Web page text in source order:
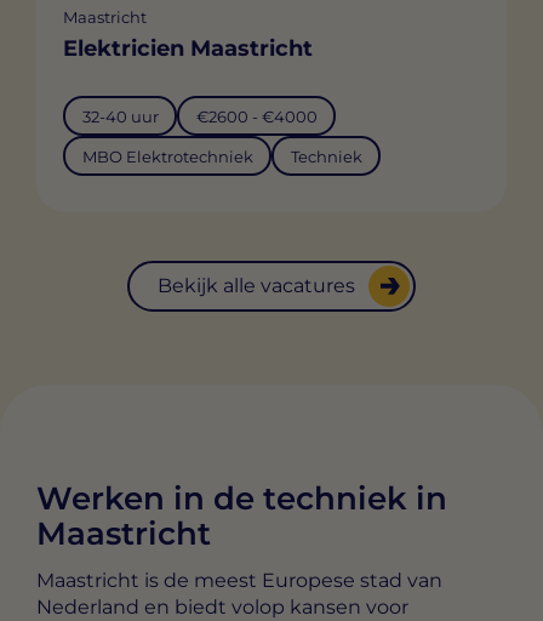
Maastricht
Elektricien Maastricht
32-40 uur €2600 - €4000
MBO Elektrotechniek Techniek
Bekijk alle vacatures
Werken in de techniek in
Maastricht
Maastricht is de meest Europese stad van
Nederland en biedt volop kansen voor